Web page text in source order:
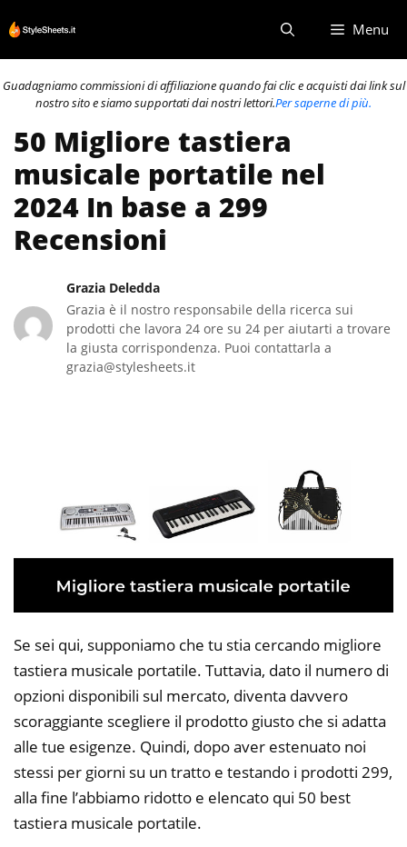
al
contenuto
Menu
Guadagniamo commissioni di affiliazione quando fai clic e acquisti dai link sul
nostro sito e siamo supportati dai nostri lettori.Per saperne di più.
50 Migliore tastiera
musicale portatile nel
2024 In base a 299
Recensioni
Grazia Deledda
Grazia è il nostro responsabile della ricerca sui
prodotti che lavora 24 ore su 24 per aiutarti a trovare
la giusta corrispondenza. Puoi contattarla a
grazia@stylesheets.it
Se sei qui, supponiamo che tu stia cercando migliore
tastiera musicale portatile. Tuttavia, dato il numero di
opzioni disponibili sul mercato, diventa davvero
scoraggiante scegliere il prodotto giusto che si adatta
alle tue esigenze. Quindi, dopo aver estenuato noi
stessi per giorni su un tratto e testando i prodotti 299,
alla fine l’abbiamo ridotto e elencato qui 50 best
tastiera musicale portatile.